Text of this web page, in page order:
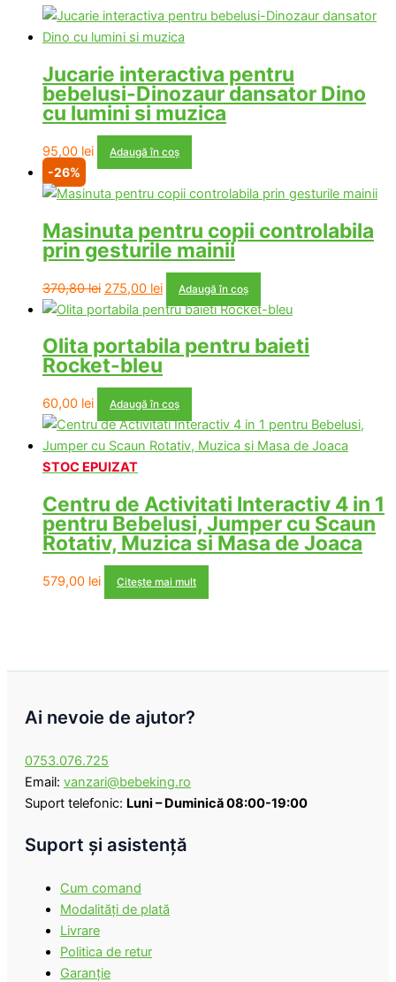
Jucarie interactiva pentru
bebelusi-Dinozaur dansator Dino
cu lumini si muzica
95,00 lei Adaugă în coș
-26%
Masinuta pentru copii controlabila
prin gesturile mainii
370,80lei Prețul
inițial
fost:
370,80 lei.
275,00 leiPrețul
curent
275,00 lei.
Adaugă în coș
Olita portabila pentru baieti
Rocket-bleu
60,00 lei Adaugă în coș
STOC EPUIZAT
Centru de Activitati Interactiv 4 in 1
pentru Bebelusi, Jumper cu Scaun
Rotativ, Muzica si Masa de Joaca
579,00 lei Citește mai mult
Ai nevoie de ajutor?
0753.076.725
Email: vanzari@bebeking.ro
Suport telefonic: Luni – Duminică 08:00-19:00
Suport şi asistenţă
Cum comand
Modalităţi de plată
Livrare
Politica de retur
Garanţie